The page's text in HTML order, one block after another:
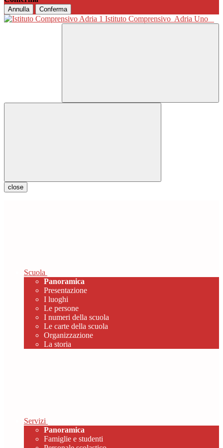
Annulla Conferma
Istituto Comprensivo Adria Uno
close
Scuola
Panoramica
Presentazione
I luoghi
Le persone
I numeri della scuola
Le carte della scuola
Organizzazione
La storia
Servizi
Panoramica
Famiglie e studenti